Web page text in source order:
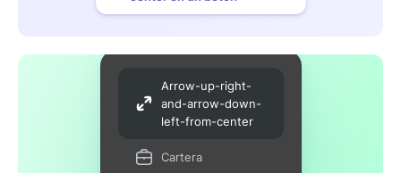
Arrow-up-right-
and-arrow-down-
left-from-center
Cartera